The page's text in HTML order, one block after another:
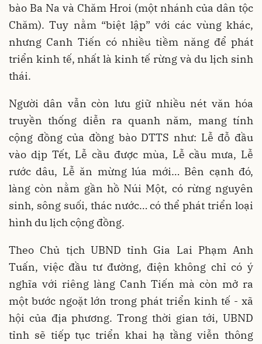
bào Ba Na và Chăm Hroi (một nhánh của dân tộc
Chăm). Tuy nằm “biệt lập” với các vùng khác,
nhưng Canh Tiến có nhiều tiềm năng để phát
triển kinh tế, nhất là kinh tế rừng và du lịch sinh
thái.
Người dân vẫn còn lưu giữ nhiều nét văn hóa
truyền thống diễn ra quanh năm, mang tính
cộng đồng của đồng bào DTTS như: Lễ đỗ đầu
vào dịp Tết, Lễ cầu được mùa, Lễ cầu mưa, Lễ
rước dâu, Lễ ăn mừng lúa mới… Bên cạnh đó,
làng còn nằm gần hồ Núi Một, có rừng nguyên
sinh, sông suối, thác nước… có thể phát triển loại
hình du lịch cộng đồng.
Theo Chủ tịch UBND tỉnh Gia Lai Phạm Anh
Tuấn, việc đầu tư đường, điện không chỉ có ý
nghĩa với riêng làng Canh Tiến mà còn mở ra
một bước ngoặt lớn trong phát triển kinh tế - xã
hội của địa phương. Trong thời gian tới, UBND
tỉnh sẽ tiếp tục triển khai hạ tầng viễn thông